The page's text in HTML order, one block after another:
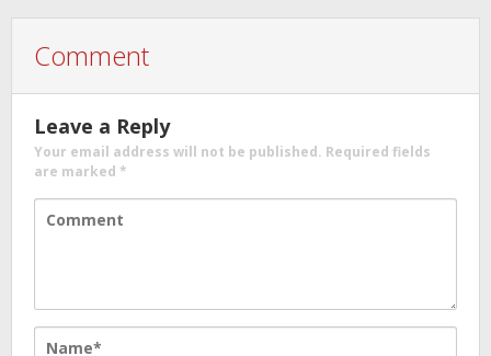
Comment
Leave a Reply
Your email address will not be published. Required fields
are marked *